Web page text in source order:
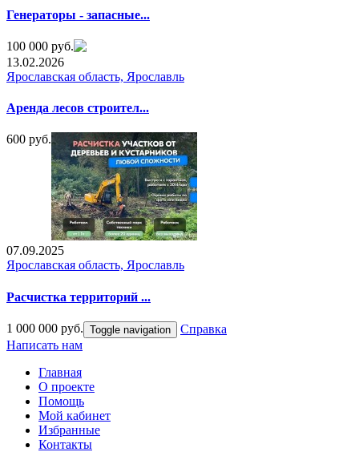
Генераторы - запасные...
100 000 руб.
13.02.2026
Ярославская область, Ярославль
Аренда лесов строител...
600 руб.
07.09.2025
Ярославская область, Ярославль
Расчистка территорий ...
1 000 000 руб. Toggle navigation
Справка
Написать нам
Главная
О проекте
Помощь
Мой кабинет
Избранные
Контакты